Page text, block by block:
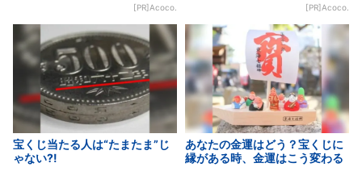
[PR]Acoco. [PR]Acoco.
宝くじ当たる人は“たまたま”じ
ゃない?!
あなたの金運はどう？宝くじに
縁がある時、金運はこう変わる